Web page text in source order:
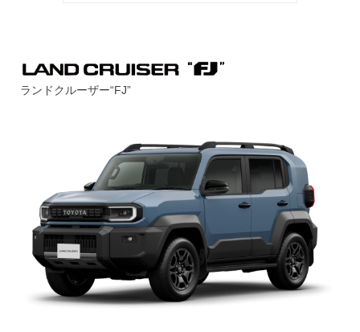
ランドクルーザー“FJ”